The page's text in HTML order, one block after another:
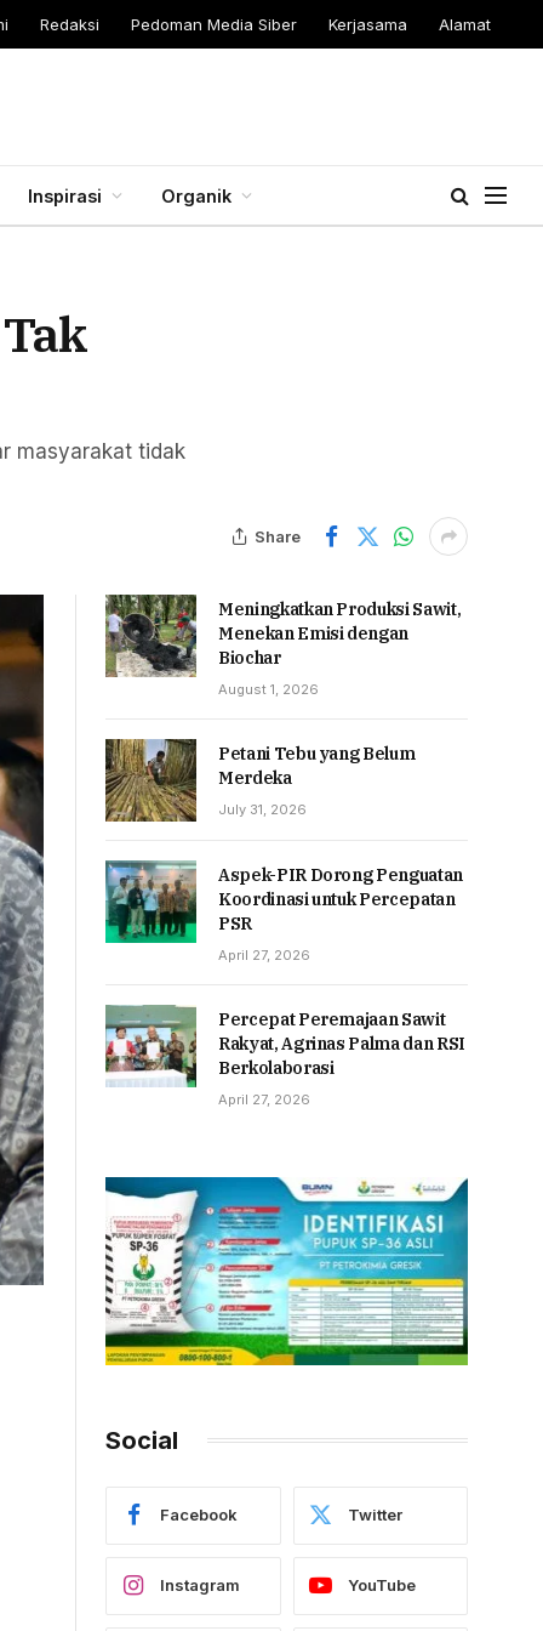
Redaksi Pedoman Media Siber Kerjasama Alamat
Inspirasi Organik
masyarakat tidak
Share
Meningkatkan Produksi Sawit,
Menekan Emisi dengan
Biochar
August 1, 2026
Petani Tebu yang Belum
Merdeka
July 31, 2026
Aspek-PIR Dorong Penguatan
Koordinasi untuk Percepatan
PSR
April 27, 2026
Percepat Peremajaan Sawit
Rakyat, Agrinas Palma dan RSI
Berkolaborasi
April 27, 2026
Social
Facebook Twitter
Instagram YouTube